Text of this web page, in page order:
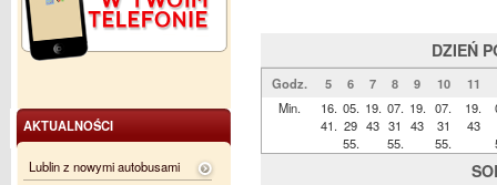
DZIEŃ
Godz. 5 6 7 8 9 10 11
Min.
16.
41.
05.
29
55.
19.
43
07.
31
55.
19.
43
07.
31
55.
19.
43
AKTUALNOŚCI
Lublin z nowymi autobusami